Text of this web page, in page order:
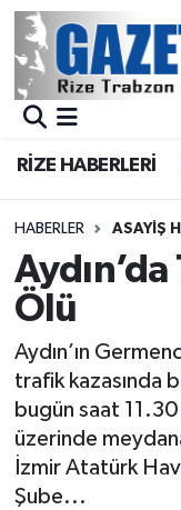
RİZE HABERLERİ
HABERLER ASAYIŞ
Aydın’da
Ölü
Aydın’ın
trafik kazasında
bugün saat 11.30
üzerinde
İzmir Atatürk
Şube...
BÖLGEMİZ
Asayiş
Rize
Bilim Teknoloji
Canlı Maç
Merkez
Merkez
Süper Lig
Tüm
Son Dakika